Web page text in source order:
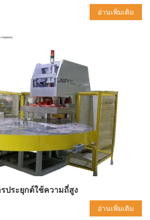
อ่านเพิ่มเติม
ประยุกต์ใช้ความถี่สูง
อ่านเพิ่มเติม